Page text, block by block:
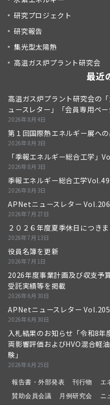
研究プロジェクト
研究報告
集光型太陽熱
高温ガス炉プラント研究会
最近
高温ガス炉プラント研究会の
ュースレター」「会員専用ペ
2026年8月4日
第１回国際熱エネルギー展へ
2026年8月3日
「季報エネルギー総合工学
2026年8月3日
季報エネルギー総合工学
2026年8月3日
APNetニュースレター
2026年7月27日
２０２６年度夏季休日につき
2026年7月13日
役員名簿を更新
2026年7月1日
2026年度事業計画及び収支予
受託実績等を掲載
2026年6月30日
APNetニュースレター
2026年6月30日
入札結果のお知らせ「令和8年
両影響評価およびHVO混合軽
験」
2026年6月25日
報告書・外部発表 刊行物
エ
賛助会員会議
月例研究会 ニ